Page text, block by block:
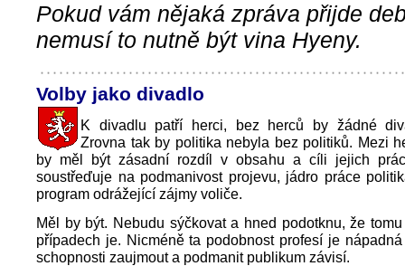
Pokud vám nějaká zpráva přijde
nemusí to nutně být vina Hyeny.
Volby jako divadlo
K divadlu patří herci, bez herců by žádné
Zrovna tak by politika nebyla bez politiků. Mezi
by měl být zásadní rozdíl v obsahu a cíli jejich
soustřeďuje na podmanivost projevu, jádro práce
program odrážející zájmy voliče.
Měl by být. Nebudu sýčkovat a hned podotknu, že
případech je. Nicméně ta podobnost profesí je
schopnosti zaujmout a podmanit publikum závisí.